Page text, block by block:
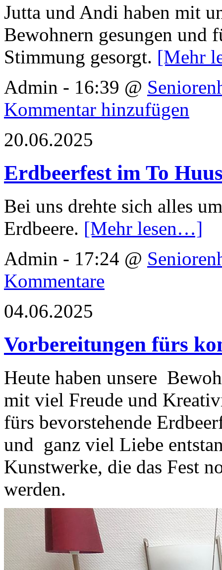
Jutta und Andi haben mit
Bewohnern gesungen und
Stimmung gesorgt. [Mehr
Admin - 16:39 @
Kommentar hinzufügen
20.06.2025
Erdbeerfest im To
Bei uns drehte sich alles
Erdbeere. [Mehr lesen…]
Admin - 17:24 @
Kommentare
04.06.2025
Vorbereitungen fürs
Heute haben unsere
mit viel Freude und
fürs bevorstehende
und ganz viel Liebe
Kunstwerke, die das Fest
werden.